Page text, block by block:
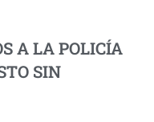
A LA POLICÍA
SIN